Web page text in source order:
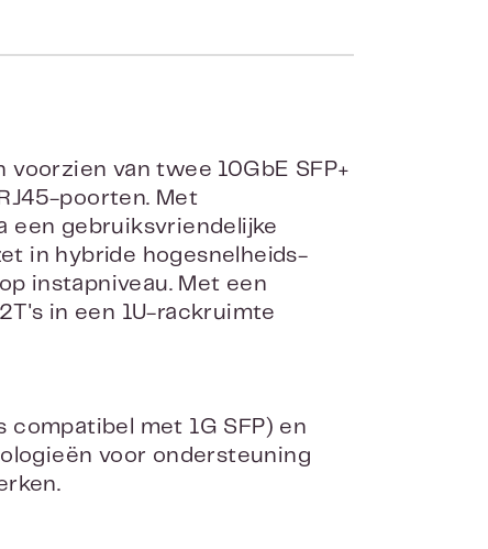
van twee 10GbE SFP+
poorten. Met
een gebruiksvriendelijke
in hybride hogesnelheids-
instapniveau. Met een
in een 1U-rackruimte
met 1G SFP) en
voor ondersteuning